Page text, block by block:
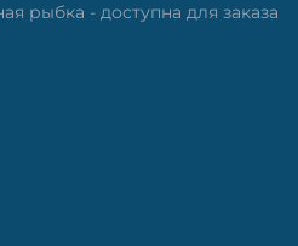
рыбка - доступна для заказа